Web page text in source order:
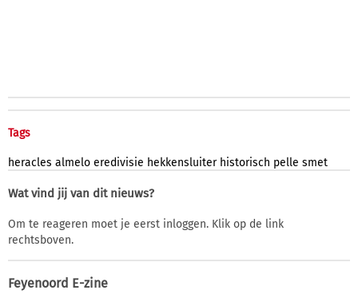
Tags
heracles almelo eredivisie hekkensluiter historisch pelle smet
Wat vind jij van dit nieuws?
Om te reageren moet je eerst inloggen. Klik op de link
rechtsboven.
Feyenoord E-zine